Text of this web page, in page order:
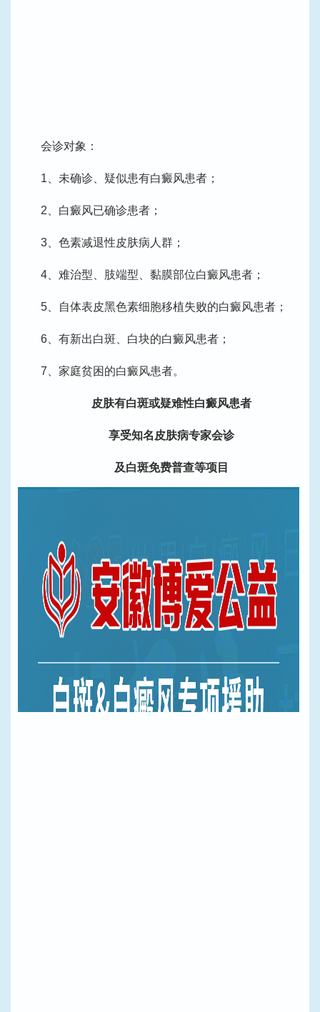
会诊对象：
1、未确诊、疑似患有白癜风患者；
2、白癜风已确诊患者；
3、色素减退性皮肤病人群；
4、难治型、肢端型、黏膜部位白癜风患者；
5、自体表皮黑色素细胞移植失败的白癜风患者；
6、有新出白斑、白块的白癜风患者；
7、家庭贫困的白癜风患者。
皮肤有白斑或疑难性白癜风患者
享受知名皮肤病专家会诊
及白斑免费普查等项目